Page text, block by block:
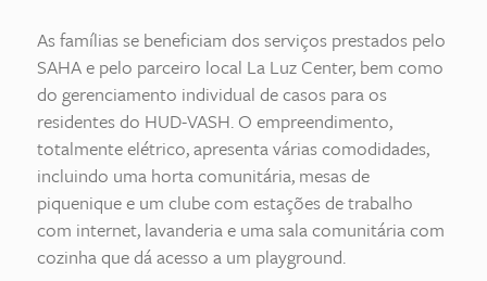
As famílias se beneficiam dos serviços prestados pelo
SAHA e pelo parceiro local La Luz Center, bem como
do gerenciamento individual de casos para os
residentes do HUD-VASH. O empreendimento,
totalmente elétrico, apresenta várias comodidades,
incluindo uma horta comunitária, mesas de
piquenique e um clube com estações de trabalho
com internet, lavanderia e uma sala comunitária com
cozinha que dá acesso a um playground.